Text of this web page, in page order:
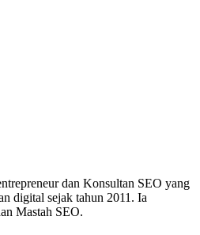
dan Konsultan SEO yang
digital sejak tahun 2011. Ia
Mastah SEO.